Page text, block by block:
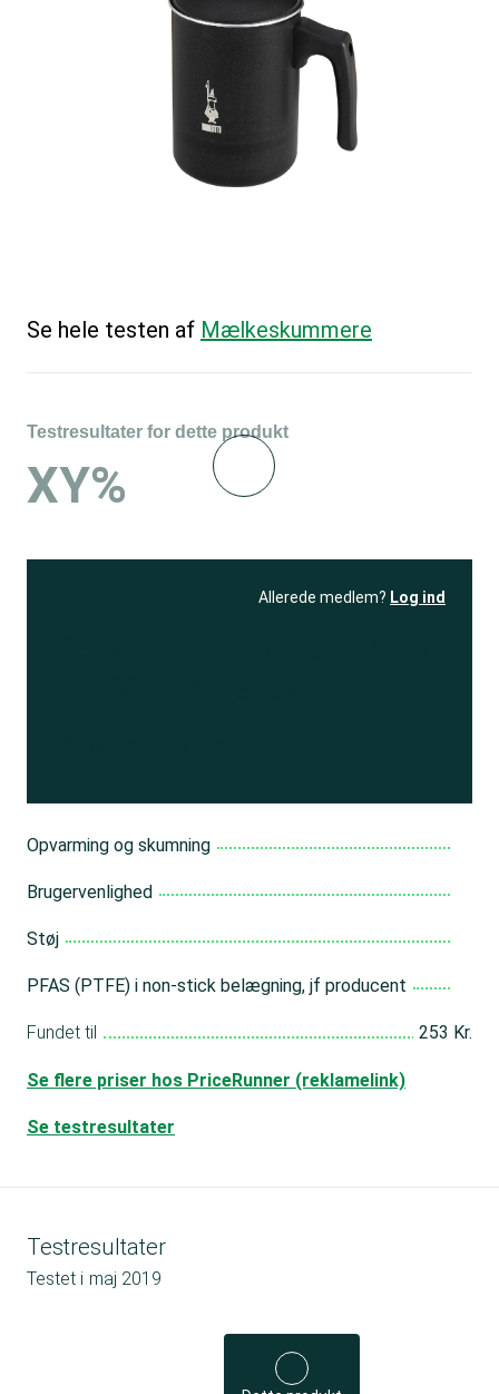
Se hele testen af Mælkeskummere
Testresultater for dette produkt
XY%
Allerede medlem? Log ind
Opvarming og skumning
Brugervenlighed
Støj
PFAS (PTFE) i non-stick belægning, jf producent
Fundet til 253 Kr.
Se flere priser hos PriceRunner (reklamelink)
Se testresultater
Testresultater
Testet i maj 2019